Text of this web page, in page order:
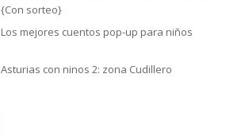
{Con sorteo}
Los mejores cuentos pop-up para niños
Asturias con ninos 2: zona Cudillero